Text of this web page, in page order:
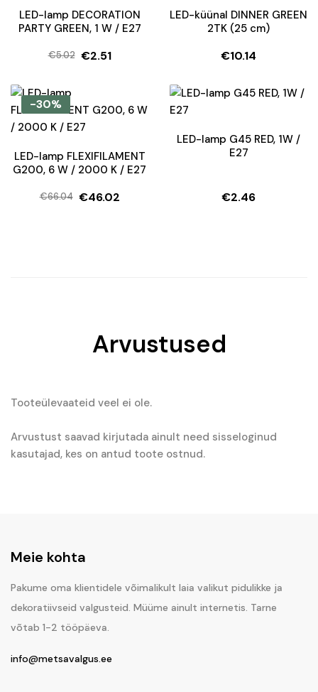
LED-lamp DECORATION
PARTY GREEN, 1 W / E27
€5.02
Algne
€5.02.
€2.51
Current
€2.51.
LED-küünal DINNER GREEN
2TK (25 cm)
€10.14
-30%
LED-lamp FLEXIFILAMENT
G200, 6 W / 2000 K / E27
€66.04
Algne
€46.02
Current
LED-lamp G45 RED, 1W /
E27
€2.46
Arvustused
Tooteülevaateid veel ei ole.
Arvustust saavad kirjutada ainult need sisseloginud
kasutajad, kes on antud toote ostnud.
Meie kohta
Pakume oma klientidele võimalikult laia valikut pidulikke ja
dekoratiivseid valgusteid. Müüme ainult internetis. Tarne
võtab 1-2 tööpäeva.
info@metsavalgus.ee